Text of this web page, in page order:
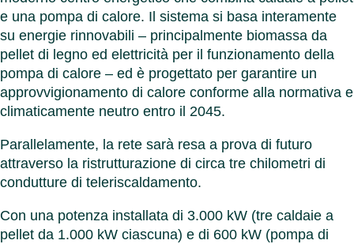
e una pompa di calore. Il sistema si basa interamente
su energie rinnovabili – principalmente biomassa da
pellet di legno ed elettricità per il funzionamento della
pompa di calore – ed è progettato per garantire un
approvvigionamento di calore conforme alla normativa e
climaticamente neutro entro il 2045.
Parallelamente, la rete sarà resa a prova di futuro
attraverso la ristrutturazione di circa tre chilometri di
condutture di teleriscaldamento.
Con una potenza installata di 3.000 kW (tre caldaie a
pellet da 1.000 kW ciascuna) e di 600 kW (pompa di